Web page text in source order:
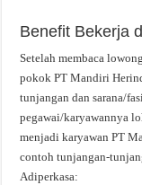
Benefit Bekerja
Setelah membaca
pokok PT Mandiri
tunjangan dan sarana/
pegawai/karyawannya
menjadi karyawan PT
contoh tunjangan-
Adiperkasa: